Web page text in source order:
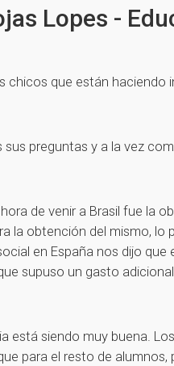
Lopes -
chicos que están haciendo
preguntas y a la vez
de venir a Brasil fue la
la obtención del mismo,
en España nos dijo
supuso un gasto
está siendo muy buena.
para el resto de alumnos,